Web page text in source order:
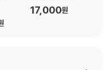
17,000원